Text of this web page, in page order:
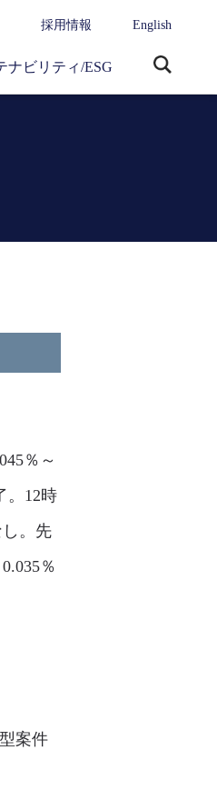
採用情報 English
ナビリティ/ESG
％～
。12時
。先
％
案件